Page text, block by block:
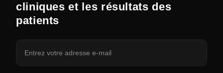
cliniques et les résultats des
patients